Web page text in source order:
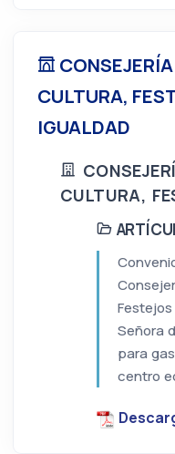
CULTURA,
IGUALDAD
CULTURA,
Señora
para
centro